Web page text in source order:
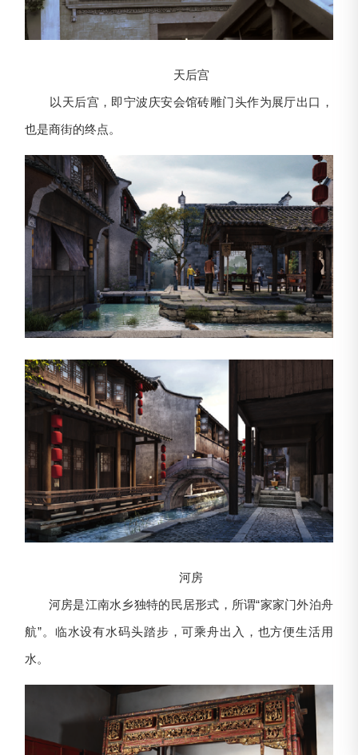
天后宫
以天后宫，即宁波庆安会馆砖雕门头作为展厅出口，
也是商街的终点。
河房
河房是江南水乡独特的民居形式，所谓“家家门外泊舟
航”。临水设有水码头踏步，可乘舟出入，也方便生活用
水。